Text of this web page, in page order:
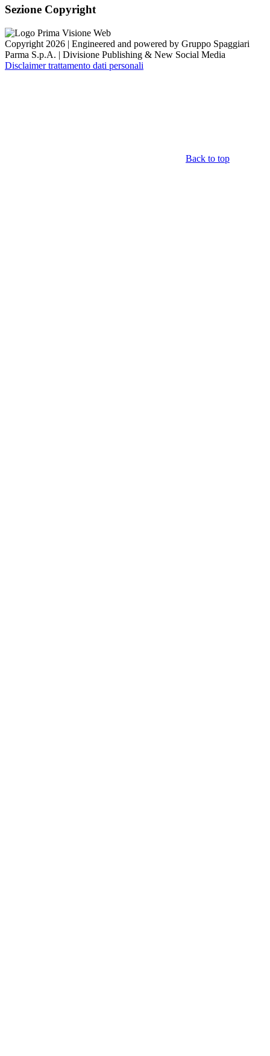
Sezione Copyright
Copyright 2026 | Engineered and powered by Gruppo Spaggiari
Parma S.p.A. | Divisione Publishing & New Social Media
Disclaimer trattamento dati personali
Back to top